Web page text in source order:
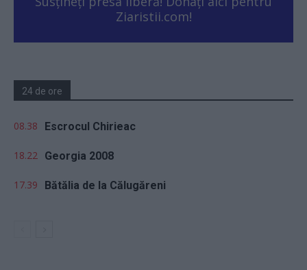
Ziaristii.com!
24 de ore
08.38 Escrocul Chirieac
18.22 Georgia 2008
17.39 Bătălia de la Călugăreni